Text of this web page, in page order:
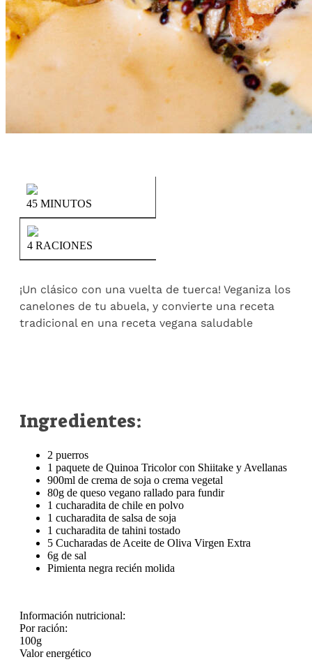
45 MINUTOS
4 RACIONES
¡Un clásico con una vuelta de tuerca! Veganiza los
canelones de tu abuela, y convierte una receta
tradicional en una receta vegana saludable
Ingredientes:
2 puerros
1 paquete de Quinoa Tricolor con Shiitake y Avellanas
900ml de crema de soja o crema vegetal
80g de queso vegano rallado para fundir⁣
1 cucharadita de chile en polvo
1 cucharadita de salsa de soja
1 cucharadita de tahini tostado
5 Cucharadas de Aceite de Oliva Virgen Extra
6g de sal
Pimienta negra recién molida
Información nutricional:
Por ración:
100g
Valor energético